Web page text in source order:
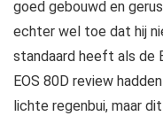
goed gebouwd en
echter wel toe dat hij
standaard heeft als de
EOS 80D review
lichte regenbui, maar